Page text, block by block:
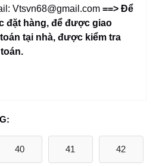
Vtsvn68@gmail.com==> Để
đặt hàng,để được giao
tại nhà, được kiểm tra
40 41 42